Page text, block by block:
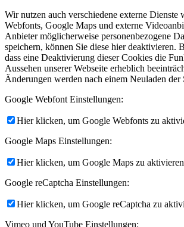
Wir nutzen auch verschiedene externe Dienste
Webfonts, Google Maps und externe
Anbieter möglicherweise personenbezogene
speichern, können Sie diese hier deaktivieren.
dass eine Deaktivierung dieser Cookies die
Aussehen unserer Webseite erheblich
Änderungen werden nach einem Neuladen der
Google Webfont Einstellungen:
Hier klicken, um Google Webfonts zu
Google Maps Einstellungen:
Hier klicken, um Google Maps zu
Google reCaptcha Einstellungen:
Hier klicken, um Google reCaptcha zu
Vimeo und YouTube Einstellungen: